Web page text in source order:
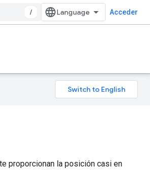
/ Acceder
proporcionan la posición casi en